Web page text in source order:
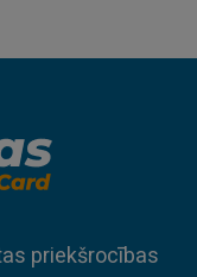
priekšrocības